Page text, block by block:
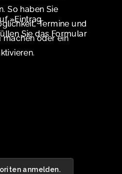
So haben Sie
Termine und
machen oder ein
»Eintrag
Sie das Formular
anmelden.